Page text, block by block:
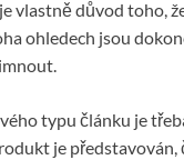
vlastně důvod toho,
ohledech jsou
typu článku je
je představován,